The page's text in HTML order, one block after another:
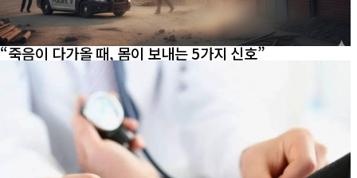
“죽음이 다가올 때, 몸이 보내는 5가지 신호”